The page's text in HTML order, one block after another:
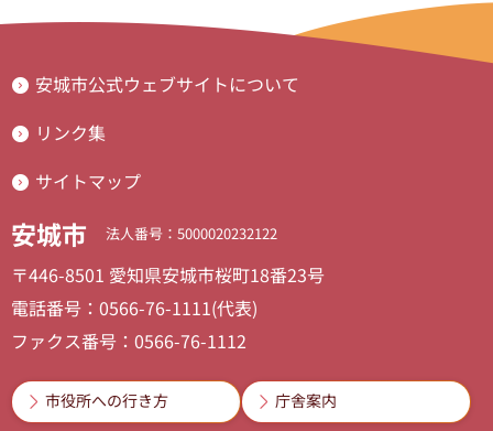
安城市公式ウェブサイトについて
リンク集
サイトマップ
安城市 法人番号：5000020232122
〒446-8501 愛知県安城市桜町18番23号
電話番号：0566-76-1111(代表)
ファクス番号：0566-76-1112
市役所への行き方 庁舎案内